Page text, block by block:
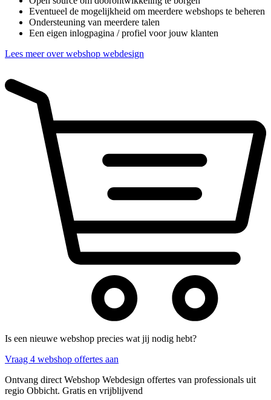
Eventueel de mogelijkheid om meerdere webshops te beheren
Ondersteuning van meerdere talen
Een eigen inlogpagina / profiel voor jouw klanten
Lees meer over webshop webdesign
Is een nieuwe webshop precies wat jij nodig hebt?
Vraag 4 webshop offertes aan
Ontvang direct Webshop Webdesign offertes van professionals uit
regio Obbicht. Gratis en vrijblijvend